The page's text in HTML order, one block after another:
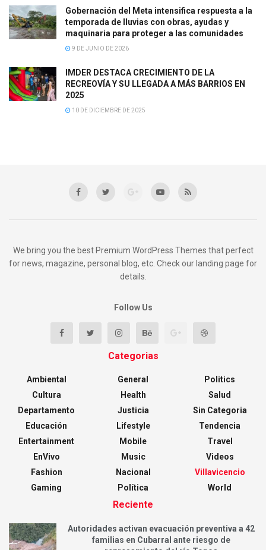
Gobernación del Meta intensifica respuesta a la
temporada de lluvias con obras, ayudas y
maquinaria para proteger a las comunidades
9 DE JUNIO DE 2026
IMDER DESTACA CRECIMIENTO DE LA
RECREOVÍA Y SU LLEGADA A MÁS BARRIOS EN
2025
10 DE DICIEMBRE DE 2025
We bring you the best Premium WordPress Themes that perfect
for news, magazine, personal blog, etc. Check our landing page for
details.
Follow Us
Categorias
Ambiental
Cultura
Departamento
Educación
Entertainment
EnVivo
Fashion
Gaming
General
Health
Justicia
Lifestyle
Mobile
Music
Nacional
Política
Politics
Salud
Sin Categoria
Tendencia
Travel
Videos
Villavicencio
World
Reciente
Autoridades activan evacuación preventiva a 42
familias en Cubarral ante riesgo de